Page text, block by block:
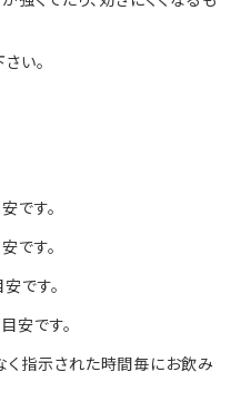
い。
です。
です。
です。
安です。
指示された時間毎にお飲み